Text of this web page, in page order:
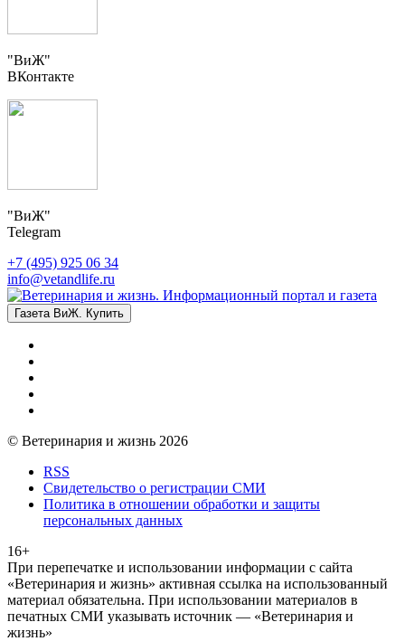
"ВиЖ"
ВКонтакте
"ВиЖ"
Telegram
+7 (495) 925 06 34
info@vetandlife.ru
Газета ВиЖ. Купить
© Ветеринария и жизнь 2026
RSS
Свидетельство о регистрации СМИ
Политика в отношении обработки и защиты
персональных данных
16+
При перепечатке и использовании информации с сайта
«Ветеринария и жизнь» активная ссылка на использованный
материал обязательна. При использовании материалов в
печатных СМИ указывать источник — «Ветеринария и
жизнь»